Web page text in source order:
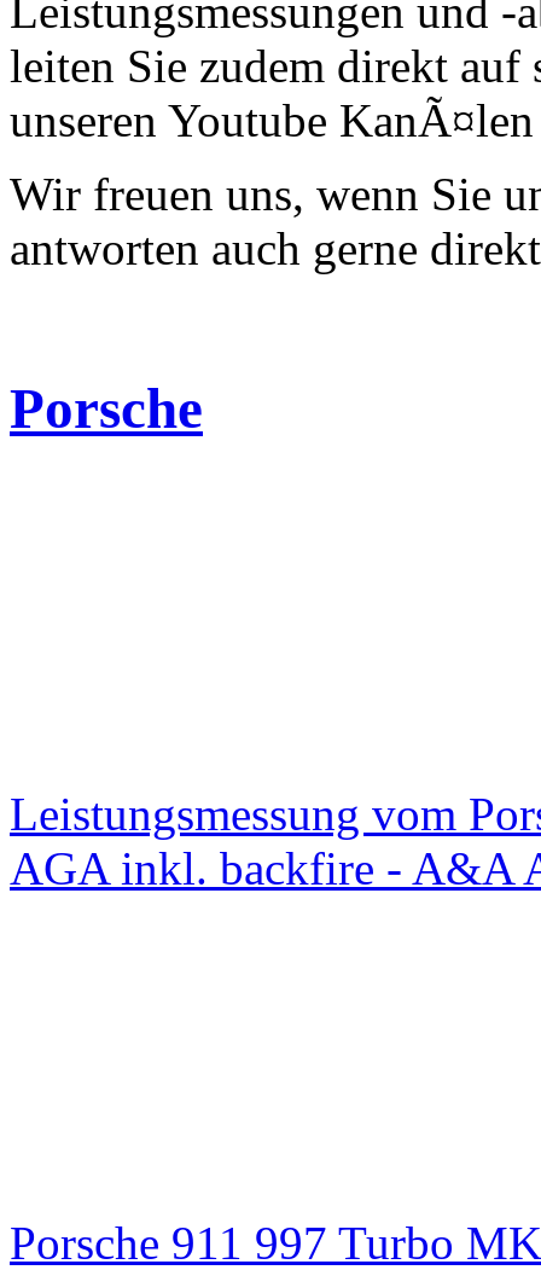
Leistungsmessungen und -
leiten Sie zudem direkt auf
unseren Youtube
Wir freuen uns, wenn Sie
antworten auch gerne
Porsche
Leistungsmessung vom
AGA inkl. backfire - A&A
Porsche 911 997 Turbo